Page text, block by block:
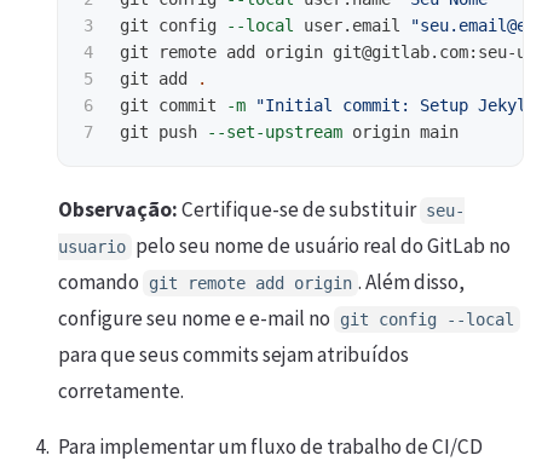
3
4
5
6
git config
--local user.email
git remote add origin
git add
.
git commit
-m
"Initial commit: Setup Jekyll
git push
--set-upstream
Observação:Certifique-se de substituir seu-
usuario pelo seu nome de usuário real do GitLab no
comando
git remote add origin . Além disso,
configure seu nome e e-mail no
git config --local
para que seus commits sejam atribuídos
corretamente.
Para implementar um fluxo de trabalho de CI/CD